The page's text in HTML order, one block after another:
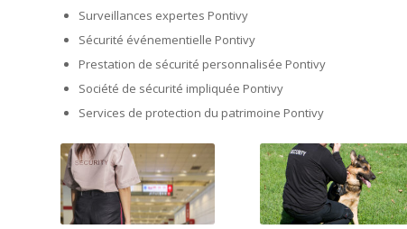
Surveillances expertes Pontivy
Sécurité événementielle Pontivy
Prestation de sécurité personnalisée Pontivy
Société de sécurité impliquée Pontivy
Services de protection du patrimoine Pontivy